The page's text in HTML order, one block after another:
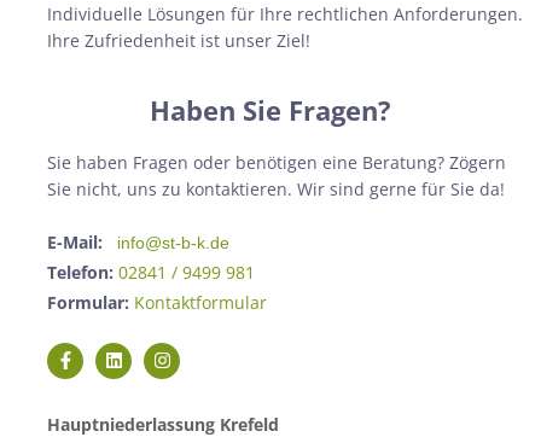
Individuelle Lösungen für Ihre rechtlichen Anforderungen.
Ihre Zufriedenheit ist unser Ziel!
Haben Sie Fragen?
Sie haben Fragen oder benötigen eine Beratung? Zögern
Sie nicht, uns zu kontaktieren. Wir sind gerne für Sie da!
E-Mail: info@st-b-k.de
Telefon: 02841 / 9499 981
Formular: Kontaktformular
Hauptniederlassung Krefeld